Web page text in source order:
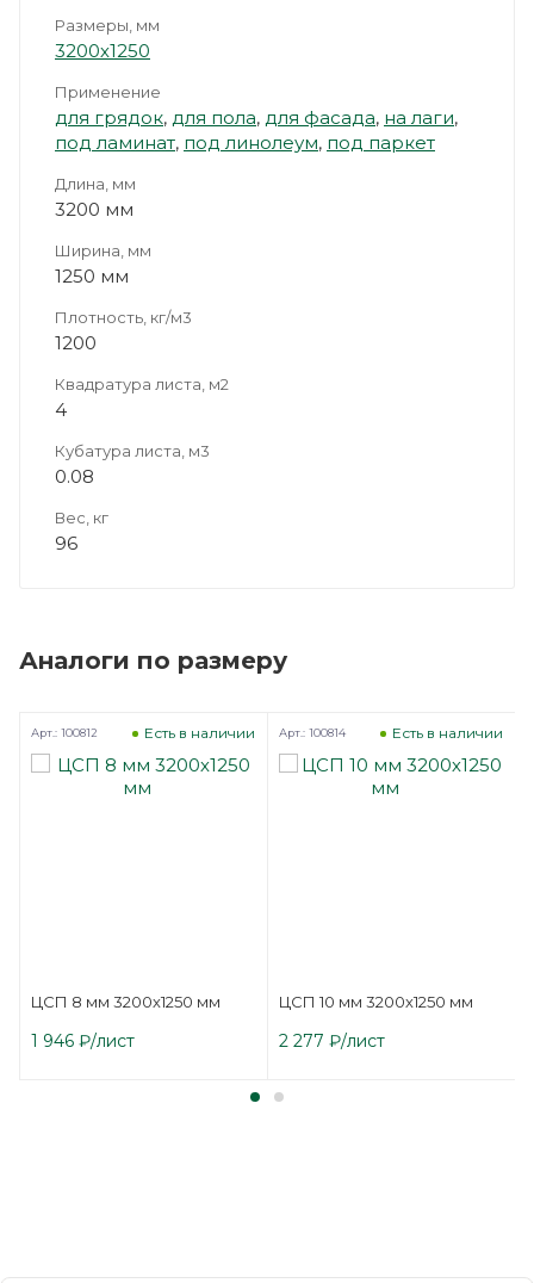
Размеры, мм
3200х1250
Применение
для грядок, для пола, для фасада, на лаги,
под ламинат, под линолеум, под паркет
Длина, мм
3200 мм
Ширина, мм
1250 мм
Плотность, кг/м3
1200
Квадратура листа, м2
4
Кубатура листа, м3
0.08
Вес, кг
96
Аналоги по размеру
ЦСП 8 мм 3200х1250 мм
Есть в наличии
Арт.: 100812
1 946 ₽/лист
ЦСП 10 мм 3200х1250 мм
Есть в наличии
Арт.: 100814
2 277 ₽/лист